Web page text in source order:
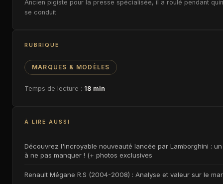
Ancien pigiste pour la presse spécialisée, il a roulé pendant
se conduit
RUBRIQUE
MARQUES & MODÈLES
Temps de lecture : 18 min
À LIRE AUSSI
Découvrez l'incroyable nouveauté lancée par Lamborghini :
à ne pas manquer ! (+ photos exclusives
Renault Mégane R.S (2004-2008) : Analyse et valeur sur le